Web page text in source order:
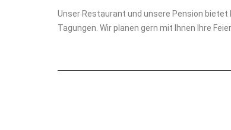
Unser Restaurant und unsere Pension
Tagungen. Wir planen gern mit Ihnen Ihre